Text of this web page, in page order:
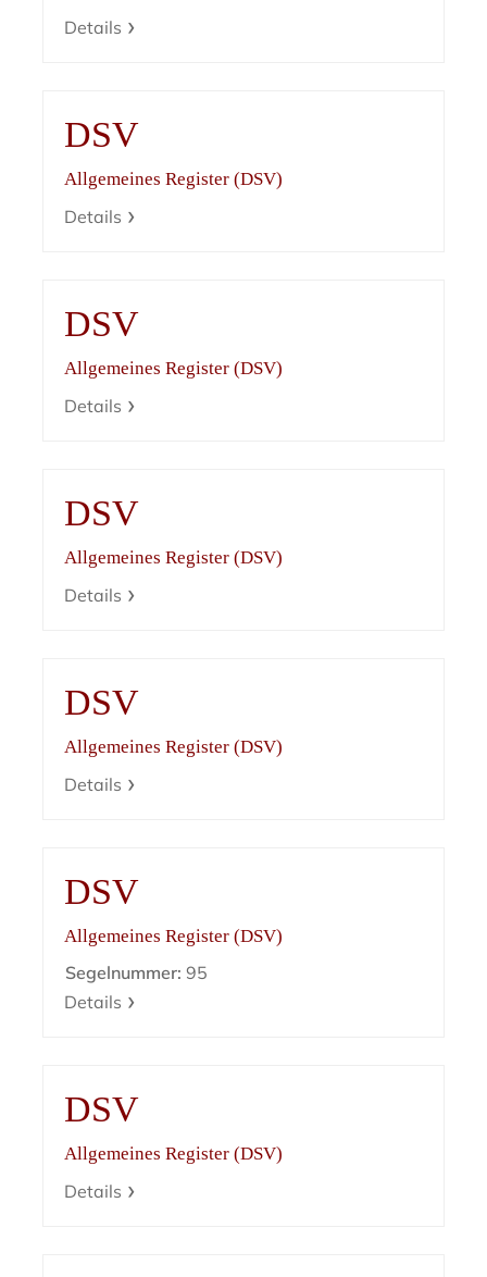
Details
DSV
Allgemeines Register (DSV)
Details
DSV
Allgemeines Register (DSV)
Details
DSV
Allgemeines Register (DSV)
Details
DSV
Allgemeines Register (DSV)
Details
DSV
Allgemeines Register (DSV)
Segelnummer: 95
Details
DSV
Allgemeines Register (DSV)
Details